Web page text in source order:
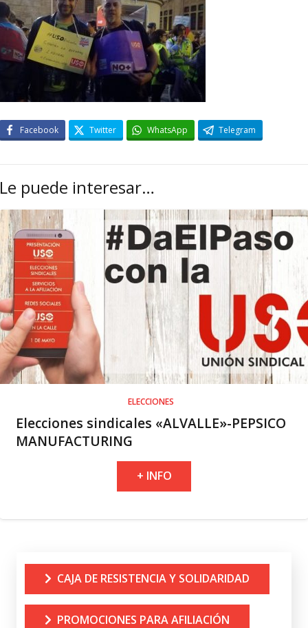
Facebook Twitter WhatsApp Telegram
Le puede interesar…
ELECCIONES
Elecciones sindicales «ALVALLE»-PEPSICO
MANUFACTURING
+ INFO
CAJA DE RESISTENCIA Y SOLIDARIDAD
PROMOCIONES PARA AFILIACIÓN